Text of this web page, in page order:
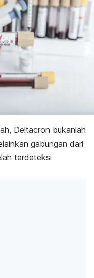
Deltacron bukanlah
gabungan dari
terdeteksi